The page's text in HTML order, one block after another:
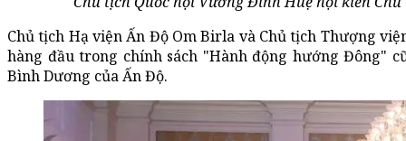
Chủ tịch Hạ viện Ấn Độ Om Birla và Chủ tịch Thượng
hàng đầu trong chính sách "Hành động hướng Đông"
Bình Dương của Ấn Độ.